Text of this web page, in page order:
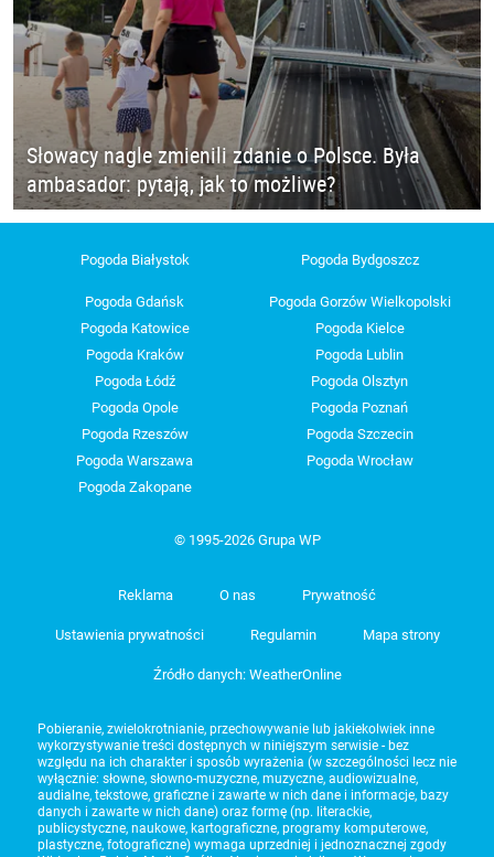
Słowacy nagle zmienili zdanie o Polsce. Była
ambasador: pytają, jak to możliwe?
Pogoda Białystok Pogoda Bydgoszcz
Pogoda Gdańsk
Pogoda Gorzów Wielkopolski
Pogoda Katowice
Pogoda Kielce
Pogoda Kraków
Pogoda Lublin
Pogoda Łódź
Pogoda Olsztyn
Pogoda Opole
Pogoda Poznań
Pogoda Rzeszów
Pogoda Szczecin
Pogoda Warszawa
Pogoda Wrocław
Pogoda Zakopane
© 1995-2026 Grupa WP
Reklama O nas Prywatność
Ustawienia prywatności Regulamin Mapa strony
Źródło danych: WeatherOnline
Pobieranie, zwielokrotnianie, przechowywanie lub jakiekolwiek inne
wykorzystywanie treści dostępnych w niniejszym serwisie - bez
względu na ich charakter i sposób wyrażenia (w szczególności lecz nie
wyłącznie: słowne, słowno-muzyczne, muzyczne, audiowizualne,
audialne, tekstowe, graficzne i zawarte w nich dane i informacje, bazy
danych i zawarte w nich dane) oraz formę (np. literackie,
publicystyczne, naukowe, kartograficzne, programy komputerowe,
plastyczne, fotograficzne) wymaga uprzedniej i jednoznacznej zgody